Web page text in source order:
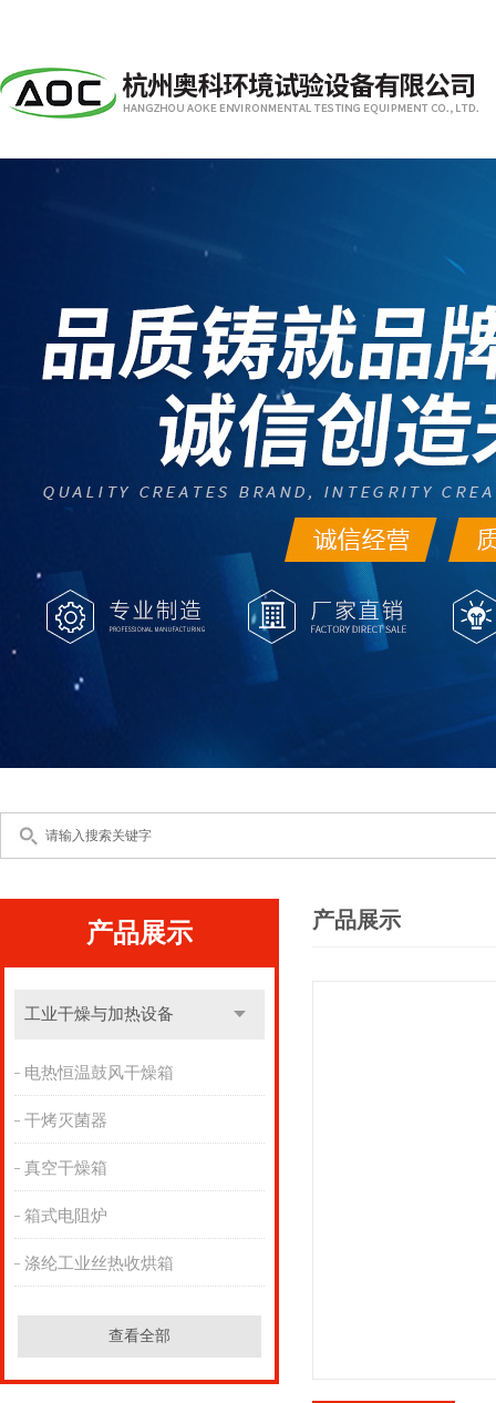
产品展示
工业干燥与加热设备
电热恒温鼓风干燥箱
干烤灭菌器
真空干燥箱
箱式电阻炉
涤纶工业丝热收烘箱
查看全部
产品展示